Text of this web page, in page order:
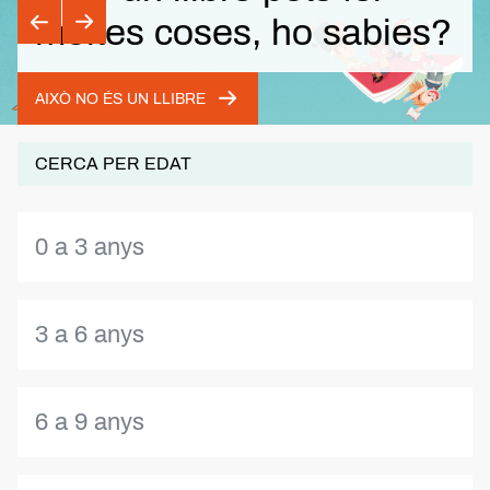
moltes coses, ho sabies?
AIXÒ NO ÉS UN LLIBRE
CERCA PER EDAT
0 a 3 anys
3 a 6 anys
6 a 9 anys